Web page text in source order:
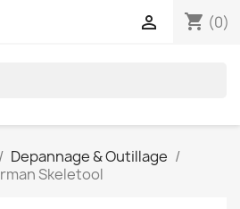
shopping_cart (0)

Depannage & Outillage
Skeletool